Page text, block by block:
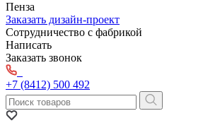
Пенза
Заказать дизайн-проект
Сотрудничество с фабрикой
Написать
Заказать звонок
+7 (8412) 500 492